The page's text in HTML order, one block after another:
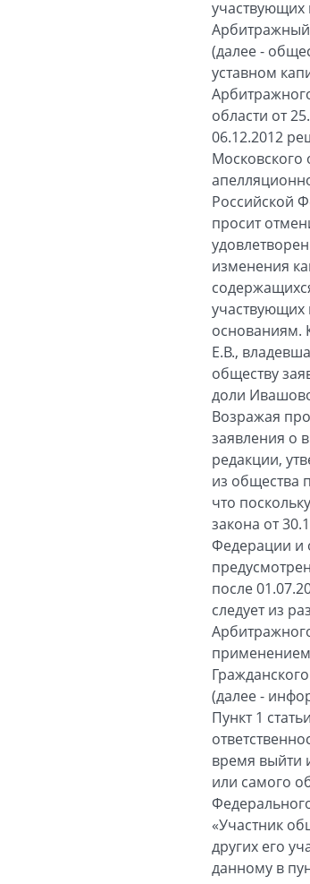
участвующих
Арбитражный
(далее -
уставном
области от
06.12.2012
Московского
Российской
просит
изменения
участвующих
основаниям.
Е.В.,
обществу
доли
Возражая
заявления о
редакции,
из общества
что
закона от
Федерации и
после
следует из
применением
(далее -
Пункт 1
время выйти
или самого
«Участник
других его
данному в